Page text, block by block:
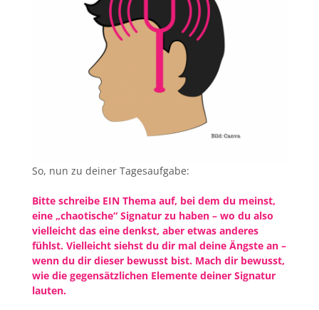
So, nun zu deiner Tagesaufgabe:
Bitte schreibe EIN Thema auf, bei dem du meinst,
eine „chaotische“ Signatur zu haben – wo du also
vielleicht das eine denkst, aber etwas anderes
fühlst. Vielleicht siehst du dir mal deine Ängste an –
wenn du dir dieser bewusst bist. Mach dir bewusst,
wie die gegensätzlichen Elemente deiner Signatur
lauten.